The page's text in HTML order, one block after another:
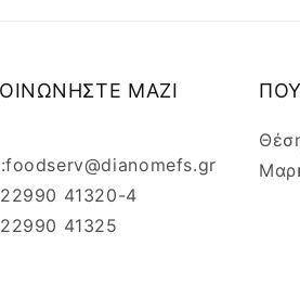
ΜΑΖΙ
41320-4
41325